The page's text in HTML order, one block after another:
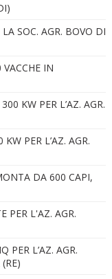
SOC. AGR. BOVO DI
IN
KW PER L’AZ. AGR.
PER L’AZ. AGR.
DA 600 CAPI,
PER L'AZ. AGR.
PER L’AZ. AGR.